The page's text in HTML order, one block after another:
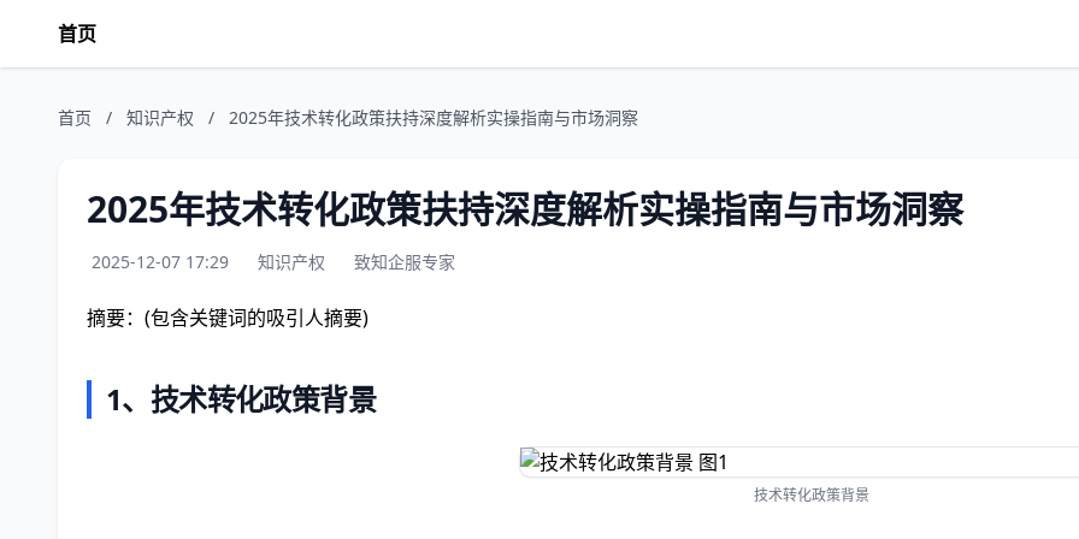
首页
首页 / 知识产权 / 2025年技术转化政策扶持深度解析实操指南与市场洞察
2025年技术转化政策扶持深度解析实操指南与市场洞察
2025-12-07 17:29 知识产权 致知企服专家
摘要：(包含关键词的吸引人摘要)
1、技术转化政策背景
技术转化政策背景